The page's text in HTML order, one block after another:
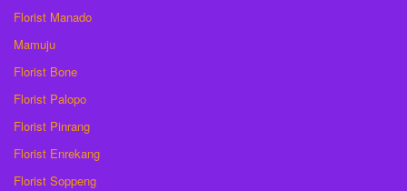
Florist Manado
Mamuju
Florist Bone
Florist Palopo
Florist Pinrang
Florist Enrekang
Florist Soppeng